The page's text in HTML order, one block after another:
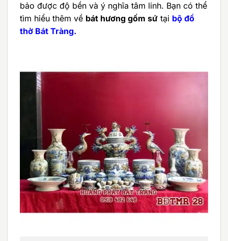
bảo được độ bền và ý nghĩa tâm linh. Bạn có thể
tìm hiểu thêm về bát hương gốm sứ tại bộ đồ
thờ Bát Tràng.